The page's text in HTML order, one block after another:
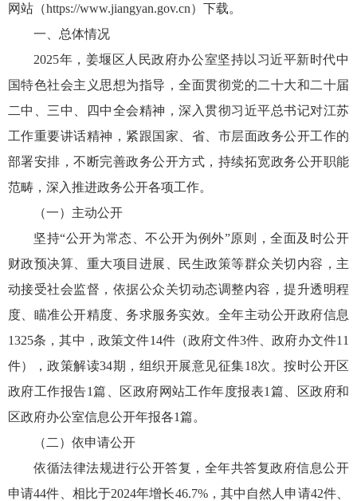
网站（https://www.jiangyan.gov.cn）下载。
一、总体情况
2025年，姜堰区人民政府办公室坚持以习近平新时代中
国特色社会主义思想为指导，全面贯彻党的二十大和二十届
二中、三中、四中全会精神，深入贯彻习近平总书记对江苏
工作重要讲话精神，紧跟国家、省、市层面政务公开工作的
部署安排，不断完善政务公开方式，持续拓宽政务公开职能
范畴，深入推进政务公开各项工作。
（一）主动公开
坚持“公开为常态、不公开为例外”原则，全面及时公开
财政预决算、重大项目进展、民生政策等群众关切内容，主
动接受社会监督，依据公众关切动态调整内容，提升透明程
度、瞄准公开精度、务求服务实效。全年主动公开政府信息
1325条，其中，政策文件14件（政府文件3件、政府办文件11
件），政策解读34期，组织开展意见征集18次。按时公开区
政府工作报告1篇、区政府网站工作年度报表1篇、区政府和
区政府办公室信息公开年报各1篇。
（二）依申请公开
依循法律法规进行公开答复，全年共答复政府信息公开
申请44件、相比于2024年增长46.7%，其中自然人申请42件、